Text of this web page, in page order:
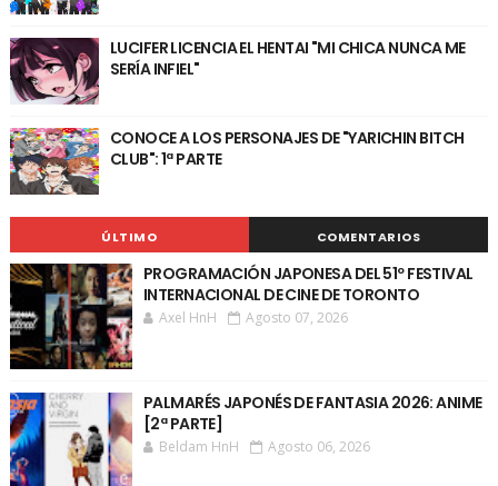
LUCIFER LICENCIA EL HENTAI "MI CHICA NUNCA ME
SERÍA INFIEL"
CONOCE A LOS PERSONAJES DE "YARICHIN BITCH
CLUB": 1ª PARTE
ÚLTIMO COMENTARIOS
PROGRAMACIÓN JAPONESA DEL 51º FESTIVAL
INTERNACIONAL DE CINE DE TORONTO
Axel HnH Agosto 07, 2026
PALMARÉS JAPONÉS DE FANTASIA 2026: ANIME
[2ª PARTE]
Beldam HnH Agosto 06, 2026